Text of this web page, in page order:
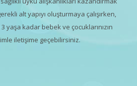
alt yapıyı oluşturmaya çalışırken,
yaşa kadar bebek ve çocuklarınızın
iletişime geçebilirsiniz.